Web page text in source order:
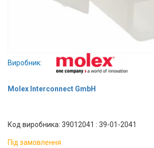
Виробники
Контакти
Тех.
Підтримка
Виробник:
Molex Interconnect GmbH
Код виробника: 39012041 : 39-01-2041
Під замовлення